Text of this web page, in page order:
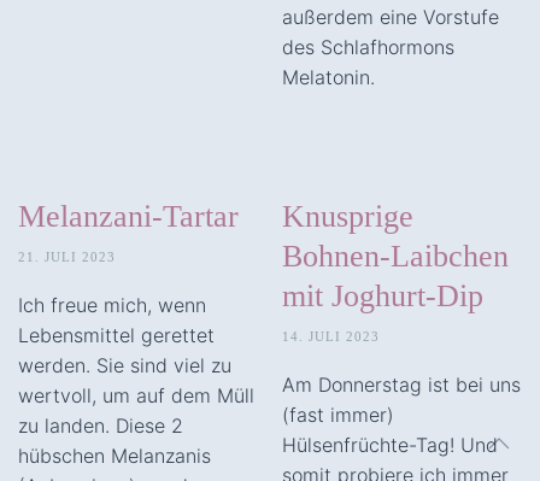
außerdem eine Vorstufe
des Schlafhormons
Melatonin.
Melanzani-Tartar
21. JULI 2023
Ich freue mich, wenn
Lebensmittel gerettet
werden. Sie sind viel zu
wertvoll, um auf dem Müll
zu landen. Diese 2
hübschen Melanzanis
Knusprige
Bohnen-Laibchen
mit Joghurt-Dip
14. JULI 2023
Am Donnerstag ist bei uns
(fast immer)
Hülsenfrüchte-Tag! Und
somit probiere ich immer